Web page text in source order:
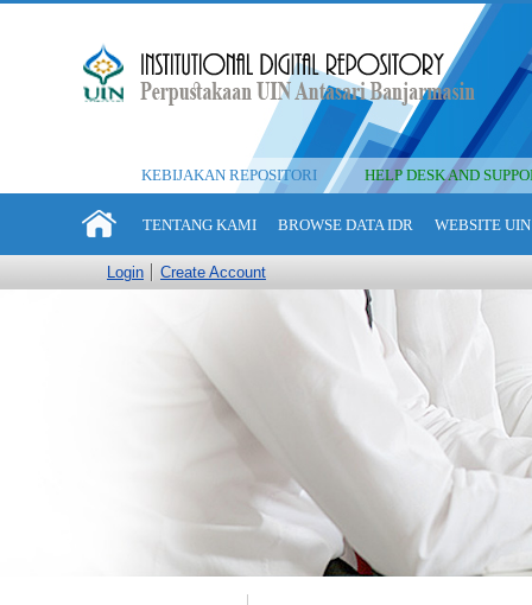
KEBIJAKAN REPOSITORI HELP DESK AND
TENTANG KAMI BROWSE DATA IDR WEBSITE
Login Create Account